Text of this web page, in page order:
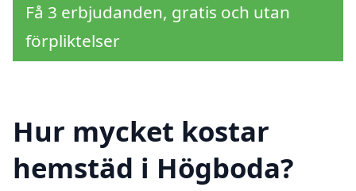
Få 3 erbjudanden, gratis och utan
förpliktelser
Hur mycket kostar
hemstäd i Högboda?